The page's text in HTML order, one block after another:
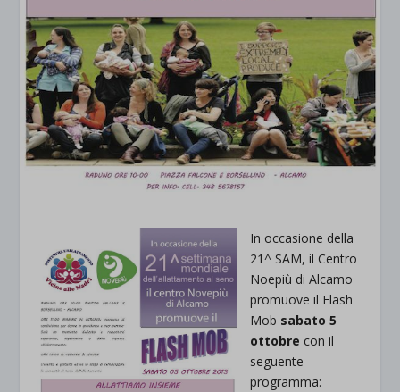
In occasione della
21^ SAM, il Centro
Noepiù di Alcamo
promuove il Flash
Mob sabato 5
ottobre con il
seguente
programma: